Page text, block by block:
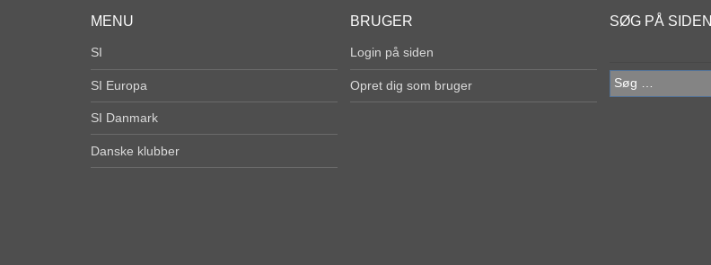
MENU
SI
SI Europa
SI Danmark
Danske klubber
BRUGER
Login på siden
Opret dig som bruger
SØG PÅ SIDEN
Søg
efter: